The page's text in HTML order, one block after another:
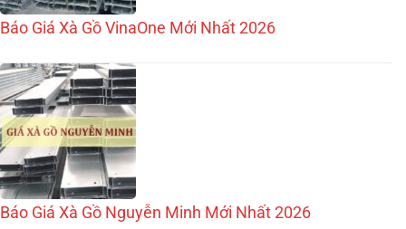
Báo Giá Xà Gồ VinaOne Mới Nhất 2026
Báo Giá Xà Gồ Nguyễn Minh Mới Nhất 2026